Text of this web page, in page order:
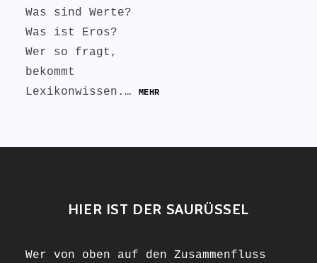
Was sind Werte?
Was ist Eros?
Wer so fragt,
bekommt
Lexikonwissen.…
MEHR
HIER IST DER SAURÜSSEL
Wer von oben auf den Zusammenfluss